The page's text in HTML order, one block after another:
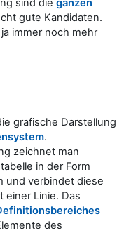
sind die ganzen
gute Kandidaten.
immer noch mehr
grafische Darstellung
.
zeichnet man
in der Form
und verbindet diese
Linie. Das
des